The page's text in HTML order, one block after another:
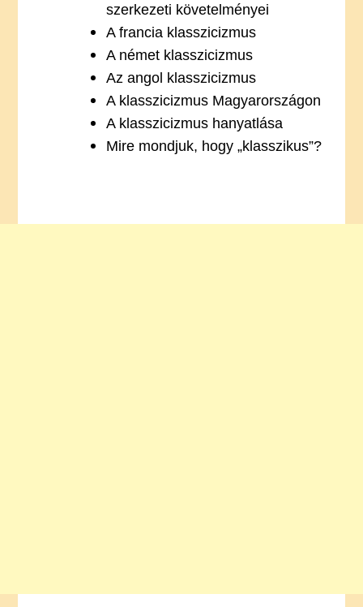
szerkezeti követelményei
A francia klasszicizmus
A német klasszicizmus
Az angol klasszicizmus
A klasszicizmus Magyarországon
A klasszicizmus hanyatlása
Mire mondjuk, hogy „klasszikus”?